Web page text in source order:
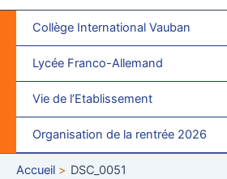
Collège International Vauban
Lycée Franco-Allemand
Vie de l’Etablissement
Organisation de la rentrée 2026
Accueil DSC_0051